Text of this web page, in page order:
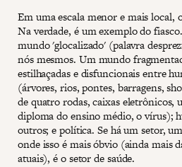
Em uma escala menor e mais local,
Na verdade, é um exemplo do
mundo 'glocalizado' (palavra
nós mesmos. Um mundo
estilhaçadas e disfuncionais entre
(árvores, rios, pontes, barragens,
de quatro rodas, caixas eletrônicos,
diploma do ensino médio, o vírus);
outros; e política. Se há um setor,
onde isso é mais óbvio (ainda mais
atuais), é o setor de saúde.